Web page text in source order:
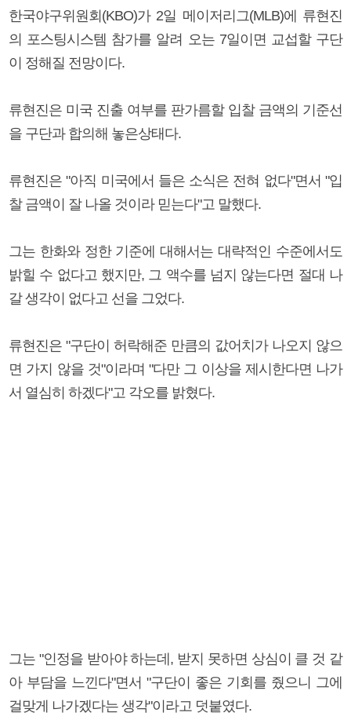
한국야구위원회(KBO)가 2일 메이저리그(MLB)에 류현진
의 포스팅시스템 참가를 알려 오는 7일이면 교섭할 구단
이 정해질 전망이다.
류현진은 미국 진출 여부를 판가름할 입찰 금액의 기준선
을 구단과 합의해 놓은상태다.
류현진은 "아직 미국에서 들은 소식은 전혀 없다"면서 "입
찰 금액이 잘 나올 것이라 믿는다"고 말했다.
그는 한화와 정한 기준에 대해서는 대략적인 수준에서도
밝힐 수 없다고 했지만, 그 액수를 넘지 않는다면 절대 나
갈 생각이 없다고 선을 그었다.
류현진은 "구단이 허락해준 만큼의 값어치가 나오지 않으
면 가지 않을 것"이라며 "다만 그 이상을 제시한다면 나가
서 열심히 하겠다"고 각오를 밝혔다.
그는 "인정을 받아야 하는데, 받지 못하면 상심이 클 것 같
아 부담을 느낀다"면서 "구단이 좋은 기회를 줬으니 그에
걸맞게 나가겠다는 생각"이라고 덧붙였다.